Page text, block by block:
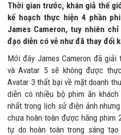
Thời gian trước, khán giả thế
kế hoạch thực hiện 4 phần
James Cameron, tuy nhiên
đạo diễn có vẻ như đã thay đổi
Mới đây James Cameron đã
và Avatar 5 sẽ không được
Avatar 3 thất bại về mặt doanh
diễn có nhiều bộ phim ăn
nhất trong lịch sử điện ảnh
chưa hoàn toàn được hãng phim
tự do hoàn toàn trong sáng